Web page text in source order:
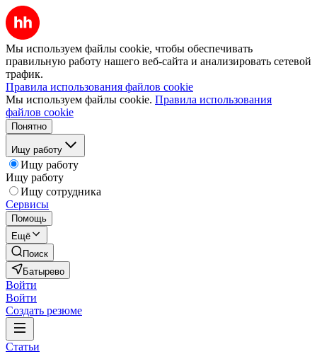
Мы используем файлы cookie, чтобы обеспечивать
правильную работу нашего веб-сайта и анализировать сетевой
трафик.
Правила использования файлов cookie
Мы используем файлы cookie. Правила использования
файлов cookie
Понятно
Ищу работу
Ищу работу
Ищу работу
Ищу сотрудника
Сервисы
Помощь
Ещё
Поиск
Батырево
Войти
Войти
Создать резюме
Статьи